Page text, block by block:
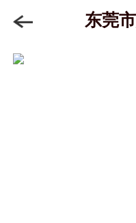
东莞